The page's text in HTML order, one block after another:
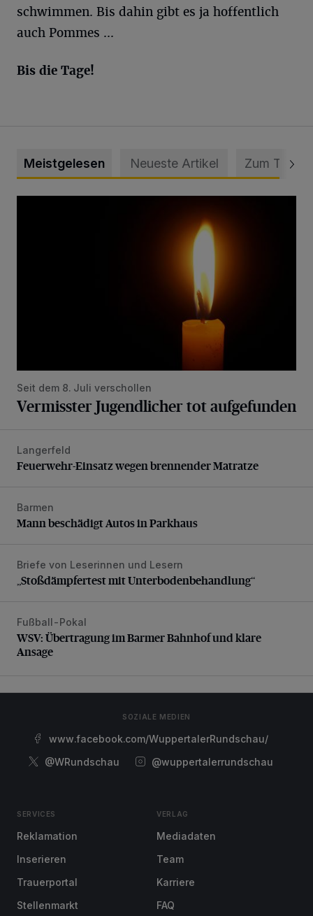
schwimmen. Bis dahin gibt es ja hoffentlich
auch Pommes ...
Bis die Tage!
Meistgelesen Neueste Artikel Zum Thema
Seit dem 8. Juli verschollen
Vermisster Jugendlicher tot aufgefunden
Feuerwehr-Einsatz wegen brennender Matratze
Langerfeld
Feuerwehr-Einsatz wegen brennender Matratze
Mann beschädigt Autos in Parkhaus
Barmen
Mann beschädigt Autos in Parkhaus
„Stoßdämpfertest mit Unterbodenbehandlung“
Briefe von Leserinnen und Lesern
„Stoßdämpfertest mit Unterbodenbehandlung“
WSV: Übertragung im Barmer Bahnhof und klare Ansage
Fußball-Pokal
WSV: Übertragung im Barmer Bahnhof und klare
Ansage
SOZIALE MEDIEN
www.facebook.com/WuppertalerRundschau/
@WRundschau
@wuppertalerrundschau
SERVICES
Reklamation
Inserieren
Trauerportal
Stellenmarkt
VERLAG
Mediadaten
Team
Karriere
FAQ